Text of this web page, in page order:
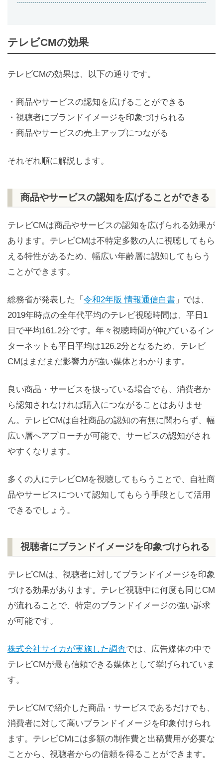
テレビCMの効果
テレビCMの効果は、以下の通りです。
・商品やサービスの認知を広げることができる
・視聴者にブランドイメージを印象づけられる
・商品やサービスの売上アップにつながる
それぞれ順に解説します。
商品やサービスの認知を広げることができる
テレビCMは商品やサービスの認知を広げられる効果が
あります。テレビCMは不特定多数の人に視聴してもら
える特性があるため、幅広い年齢層に認知してもらう
ことができます。
総務省が発表した「 令和2年版 情報通信白書 」では、
2019年時点の全年代平均のテレビ視聴時間は、平日1
日で平均161.2分です。年々視聴時間が伸びているイン
ターネットも平日平均は126.2分となるため、テレビ
CMはまだまだ影響力が強い媒体とわかります。
良い商品・サービスを扱っている場合でも、消費者か
ら認知されなければ購入につながることはありませ
ん。テレビCMは自社商品の認知の有無に関わらず、幅
広い層へアプローチが可能で、サービスの認知がされ
やすくなります。
多くの人にテレビCMを視聴してもらうことで、自社商
品やサービスについて認知してもらう手段として活用
できるでしょう。
視聴者にブランドイメージを印象づけられる
テレビCMは、視聴者に対してブランドイメージを印象
づける効果があります。テレビ視聴中に何度も同じCM
が流れることで、特定のブランドイメージの強い訴求
が可能です。
株式会社サイカが実施した調査では、広告媒体の中で
テレビCMが最も信頼できる媒体として挙げられていま
す。
テレビCMで紹介した商品・サービスであるだけでも、
消費者に対して高いブランドイメージを印象付けられ
ます。テレビCMには多額の制作費と出稿費用が必要な
ことから、視聴者からの信頼を得ることができます。